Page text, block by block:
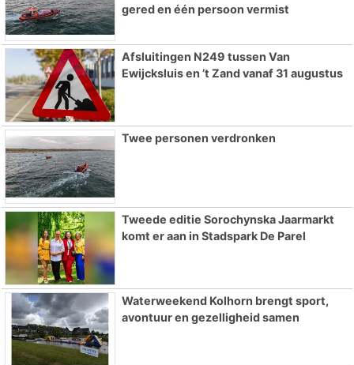
gered en één persoon vermist
Afsluitingen N249 tussen Van
Ewijcksluis en ’t Zand vanaf 31 augustus
Twee personen verdronken
Tweede editie Sorochynska Jaarmarkt
komt er aan in Stadspark De Parel
Waterweekend Kolhorn brengt sport,
avontuur en gezelligheid samen